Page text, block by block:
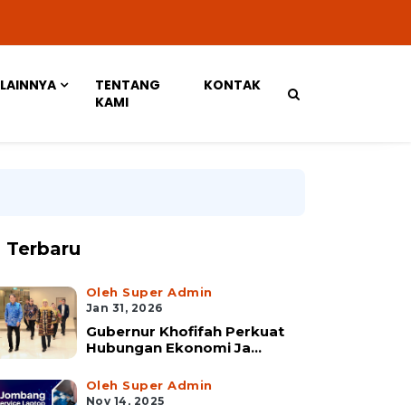
LAINNYA
TENTANG
KAMI
KONTAK
Terbaru
Oleh Super Admin
Jan 31, 2026
Gubernur Khofifah Perkuat
Hubungan Ekonomi Ja...
Oleh Super Admin
Nov 14, 2025